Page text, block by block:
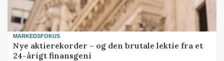
MARKEDSFOKUS
Nye aktierekorder – og den brutale lektie fra et
24-årigt finansgeni